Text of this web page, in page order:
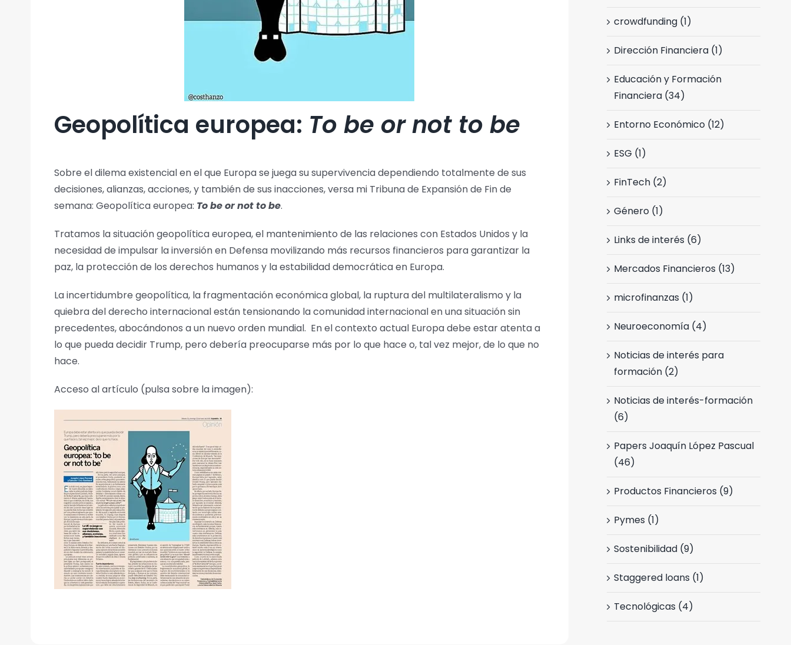
Geopolítica europea: To be or not to be
Sobre el dilema existencial en el que Europa se juega su supervivencia dependiendo totalmente de sus
decisiones, alianzas, acciones, y también de sus inacciones, versa mi Tribuna de Expansión de Fin de
semana: Geopolítica europea: To be or not to be.
Tratamos la situación geopolítica europea, el mantenimiento de las relaciones con Estados Unidos y la
necesidad de impulsar la inversión en Defensa movilizando más recursos financieros para garantizar la
paz, la protección de los derechos humanos y la estabilidad democrática en Europa.
La incertidumbre geopolítica, la fragmentación económica global, la ruptura del multilateralismo y la
quiebra del derecho internacional están tensionando la comunidad internacional en una situación sin
precedentes, abocándonos a un nuevo orden mundial. En el contexto actual Europa debe estar atenta a
lo que pueda decidir Trump, pero debería preocuparse más por lo que hace o, tal vez mejor, de lo que no
hace.
Acceso al artículo (pulsa sobre la imagen):
crowdfunding (1)
Dirección Financiera (1)
Educación y Formación
Financiera (34)
Entorno Económico (12)
ESG (1)
FinTech (2)
Género (1)
Links de interés (6)
Mercados Financieros (13)
microfinanzas (1)
Neuroeconomía (4)
Noticias de interés para
formación (2)
Noticias de interés-formación
(6)
Papers Joaquín López Pascual
(46)
Productos Financieros (9)
Pymes (1)
Sostenibilidad (9)
Staggered loans (1)
Tecnológicas (4)